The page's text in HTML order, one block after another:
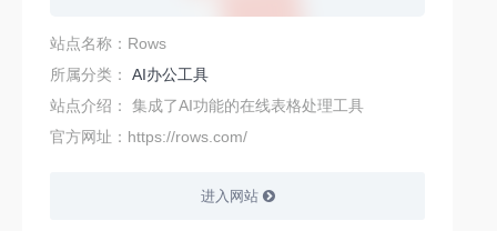
站点名称：Rows
所属分类： AI办公工具
站点介绍： 集成了AI功能的在线表格处理工具
官方网址：https://rows.com/
进入网站